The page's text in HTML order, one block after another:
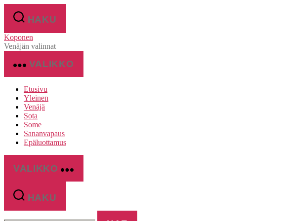
sisältöönHAKU
Koponen
Venäjän valinnat
VALIKKO
Etusivu
Yleinen
Venäjä
Sota
Some
Sananvapaus
Epäluottamus
VALIKKO
HAKU